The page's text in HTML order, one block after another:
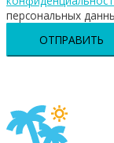
персональных
ОТПРАВИТЬ